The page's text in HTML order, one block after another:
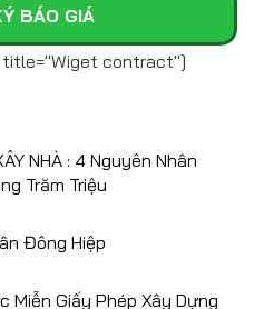
BÁO GIÁ
contract"]
NHÀ : 4 Nguyên Nhân
Trăm Triệu
Đông Hiệp
Miễn Giấy Phép Xây Dựng